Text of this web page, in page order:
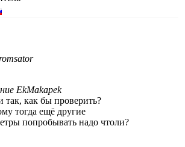
EkMakapek
так, как бы проверить?
тогда ещё другие
попробывать надо чтоли?